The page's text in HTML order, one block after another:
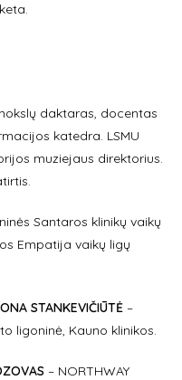
daktaras, docentas
katedra. LSMU
muziejaus direktorius.
Santaros klinikų vaikų
Empatija vaikų ligų
STANKEVIČIŪTĖ –
ligoninė, Kauno klinikos.
– NORTHWAY